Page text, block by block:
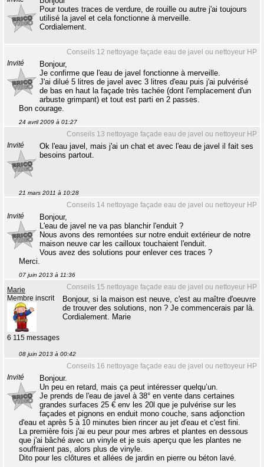
Pour toutes traces de verdure, de rouille ou autre j'ai toujours
utilisé la javel et cela fonctionne à merveille.
Cordialement.
Conseils 12 nettoyage façade eau de javel ou nettoyeur HP
Invité
Bonjour,
Je confirme que l'eau de javel fonctionne à merveille.
J'ai dilué 5 litres de javel avec 3 litres d'eau puis j'ai pulvérisé
de bas en haut la façade très tachée (dont l'emplacement d'un
arbuste grimpant) et tout est parti en 2 passes.
Bon courage.
24 avril 2009 à 01:27
Conseils 13 nettoyage façade eau de javel ou nettoyeur HP
Invité
Ok l'eau javel, mais j'ai un chat et avec l'eau de javel il fait ses
besoins partout.
21 mars 2011 à 10:28
Conseils 14 nettoyage façade eau de javel ou nettoyeur HP
Invité
Bonjour,
L'eau de javel ne va pas blanchir l'enduit ?
Nous avons des remontées sur notre enduit extérieur de notre
maison neuve car les cailloux touchaient l'enduit.
Vous avez des solutions pour enlever ces traces ?
Merci.
07 juin 2013 à 11:36
Conseils 15 nettoyage façade eau de javel ou nettoyeur HP
Marie
Membre inscrit
6 115 messages
Bonjour, si la maison est neuve, c'est au maître d'oeuvre
de trouver des solutions, non ? Je commencerais par là.
Cordialement. Marie
08 juin 2013 à 00:42
Conseils 16 nettoyage façade eau de javel ou nettoyeur HP
Invité
Bonjour.
Un peu en retard, mais ça peut intéresser quelqu’un.
Je prends de l'eau de javel à 38° en vente dans certaines
grandes surfaces 25 € env les 20l que je pulvérise sur les
façades et pignons en enduit mono couche, sans adjonction
d'eau et après 5 à 10 minutes bien rincer au jet d'eau et c'est fini.
La première fois j'ai eu peur pour mes arbres et plantes en dessous
que j'ai bâché avec un vinyle et je suis aperçu que les plantes ne
souffraient pas, alors plus de vinyle.
Dito pour les clôtures et allées de jardin en pierre ou béton lavé.